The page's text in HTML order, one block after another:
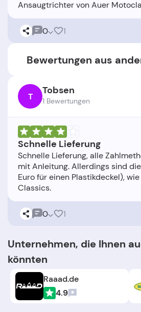
0 1
Bewertungen aus
T Tobsen
1 Bewertungen
Schnelle Lieferung
Schnelle Lieferung, alle
mit Anleitung. Allerdings sind
Euro für einen Plastikdeckel),
0 1
Unternehmen, die Ihnen
könnten
Raaad.de
4.9